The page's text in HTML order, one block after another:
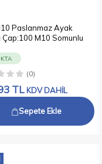
Paslanmaz Ayak
Çap:100 M10 Somunlu
(0)
TL KDV DAHİL
Sepete Ekle